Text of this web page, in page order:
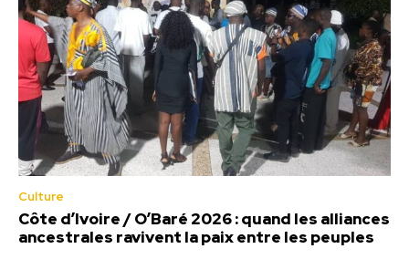
Culture
Côte d’Ivoire / O’Baré 2026 : quand les alliances
ancestrales ravivent la paix entre les peuples